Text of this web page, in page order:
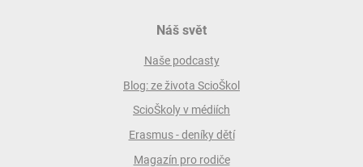
Náš svět
Naše podcasty
Blog: ze života ScioŠkol
ScioŠkoly v médiích
Erasmus - deníky dětí
Magazín pro rodiče